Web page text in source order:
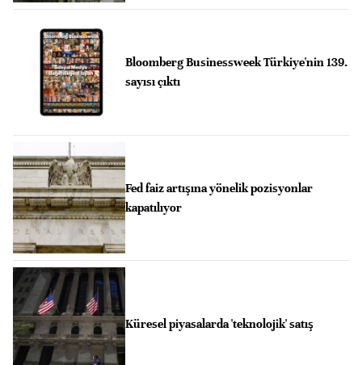
Bloomberg Businessweek Türkiye'nin 139.
sayısı çıktı
Fed faiz artışına yönelik pozisyonlar
kapatılıyor
Küresel piyasalarda 'teknolojik' satış